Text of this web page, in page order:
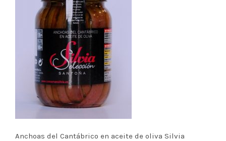
Anchoas del Cantábrico en aceite de oliva Silvia